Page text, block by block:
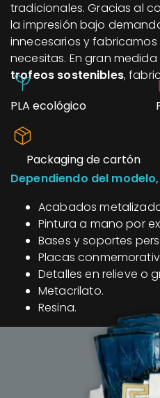
tradicionales. Gracias al
la impresión bajo
innecesarios y
necesitas. En gran
trofeos sostenibles,
PLA ecológico
Packaging de cartón
Dependiendo del
Acabados
Pintura a mano por
Bases y soportes
Placas
Detalles en relieve o
Metacrilato.
Resina.